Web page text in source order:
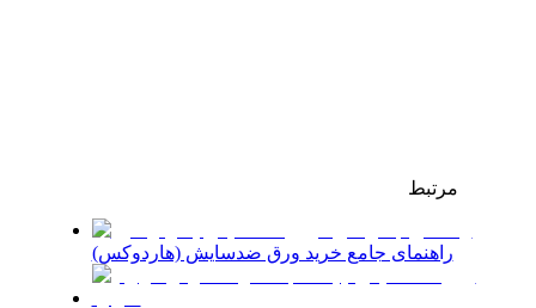
مرتبط
راهنمای جامع خرید ورق ضدسایش (هاردوکس)